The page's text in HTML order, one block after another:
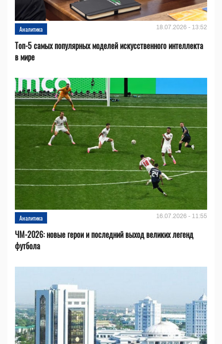
Аналитика 18.07.2026 - 13:52
Топ-5 самых популярных моделей искусственного интеллекта
в мире
Аналитика 16.07.2026 - 11:55
ЧМ-2026: новые герои и последний выход великих легенд
футбола